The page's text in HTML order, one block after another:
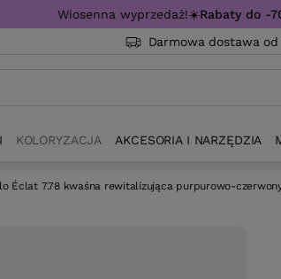
Wiosenna wyprzedaż!☀️Rabaty do -
Darmowa dostawa od
KOLORYZACJA AKCESORIA I NARZĘDZIA
Éclat 7.78 kwaśna rewitalizująca purpurowo-